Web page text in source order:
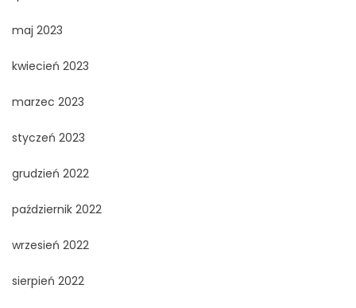
maj 2023
kwiecień 2023
marzec 2023
styczeń 2023
grudzień 2022
październik 2022
wrzesień 2022
sierpień 2022